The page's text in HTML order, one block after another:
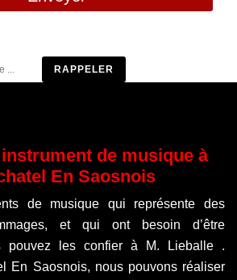
de musique à
En Saosnois
de musique qui représente des
et qui ont besoin d’être
pouvez les confier à M. Lieballe .
En Saosnois, nous pouvons réaliser